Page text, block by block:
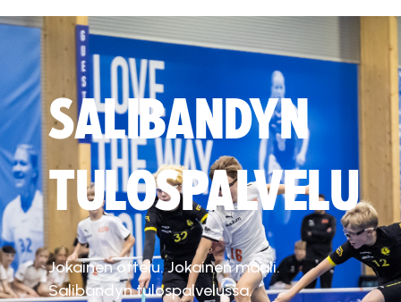
SALIBANDYN
TULOSPALVELU
Jokainen ottelu. Jokainen maali.
Salibandyn tulospalvelussa.